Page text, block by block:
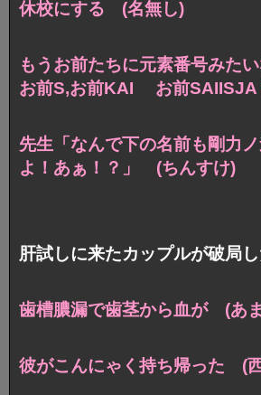
休校にする (名無し)
もうお前たちに元素番号みた
お前S,お前KAI お前
先生「なんで下の名前も剛力
よ！あぁ！？」 (ちんすけ)
肝試しに来たカップルが破局
歯槽膿漏で歯茎から血が (あ
彼がこんにゃく持ち帰った (